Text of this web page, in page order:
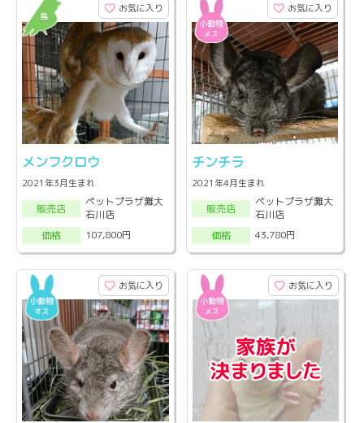
お気に入り
メンフクロウ
2021年3月生まれ
販売店
ペットプラザ灘大
石川店
価格
107,800円
お気に入り
チンチラ
2021年4月生まれ
販売店
ペットプラザ灘大
石川店
価格
43,780円
お気に入り お気に入り